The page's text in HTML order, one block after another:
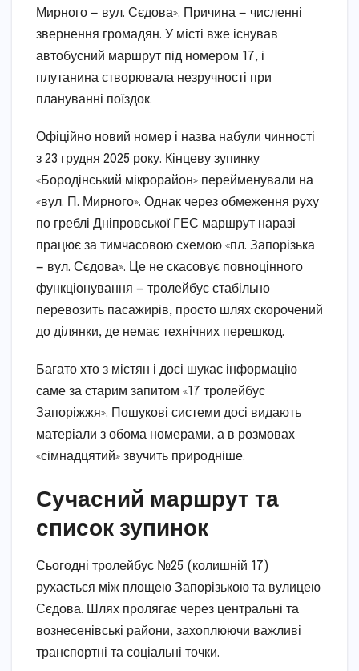
Мирного — вул. Сєдова». Причина — численні
звернення громадян. У місті вже існував
автобусний маршрут під номером 17, і
плутанина створювала незручності при
плануванні поїздок.
Офіційно новий номер і назва набули чинності
з 23 грудня 2025 року. Кінцеву зупинку
«Бородінський мікрорайон» перейменували на
«вул. П. Мирного». Однак через обмеження руху
по греблі Дніпровської ГЕС маршрут наразі
працює за тимчасовою схемою «пл. Запорізька
— вул. Сєдова». Це не скасовує повноцінного
функціонування — тролейбус стабільно
перевозить пасажирів, просто шлях скорочений
до ділянки, де немає технічних перешкод.
Багато хто з містян і досі шукає інформацію
саме за старим запитом «17 тролейбус
Запоріжжя». Пошукові системи досі видають
матеріали з обома номерами, а в розмовах
«сімнадцятий» звучить природніше.
Сучасний маршрут та
список зупинок
Сьогодні тролейбус №25 (колишній 17)
рухається між площею Запорізькою та вулицею
Сєдова. Шлях пролягає через центральні та
вознесенівські райони, захоплюючи важливі
транспортні та соціальні точки.